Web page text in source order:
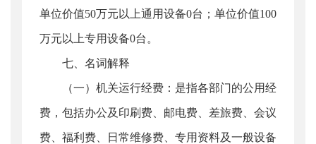
单位价值50万元以上通用设备0台；单位价值100
万元以上专用设备0台。
七、名词解释
（一）机关运行经费：是指各部门的公用经
费，包括办公及印刷费、邮电费、差旅费、会议
费、福利费、日常维修费、专用资料及一般设备